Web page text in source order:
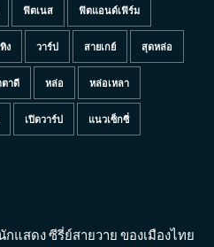
ฟิตเนส ฟิตแอนด์เฟิร์ม
ง วาร์ป สายเกย์ สุดหล่อ
าดี หล่อ หล่อเหลา
เปิดวาร์ป แนวเซ็กซี่
กแสดง ซีรี่ย์สายวาย ของเมืองไทย